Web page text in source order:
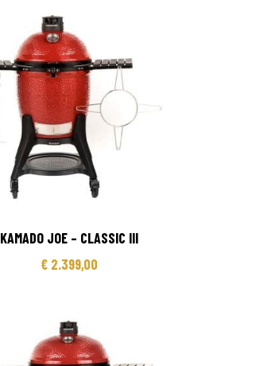
KAMADO JOE – CLASSIC III
€ 2.399,00